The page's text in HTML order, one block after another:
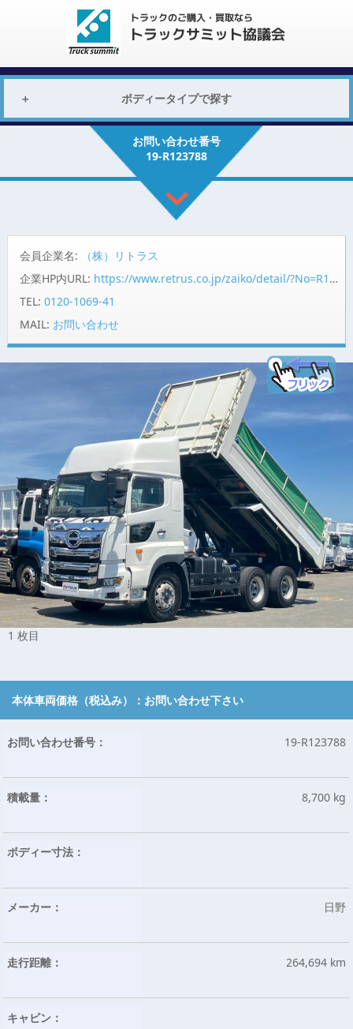
ボディータイプで探す
お問い合わせ番号
19-R123788
会員企業名:
（株）リトラス
企業HP内URL: https://www.retrus.co.jp/zaiko/detail/?No=R123788
TEL: 0120-1069-41
MAIL: お問い合わせ
1 枚目
本体車両価格（税込み）： お問い合わせ下さい
お問い合わせ番号： 19-R123788
積載量： 8,700 kg
ボディー寸法：
メーカー： 日野
走行距離： 264,694 km
キャビン：